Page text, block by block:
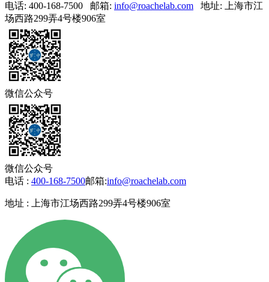
电话: 400-168-7500 邮箱: info@roachelab.com‍
地址: 上海市江
场西路299弄4号楼906室
微信公众号
微信公众号
电话 : 400-168-7500邮箱:info@roachelab.com‍
地址 : 上海市江场西路299弄4号楼906室